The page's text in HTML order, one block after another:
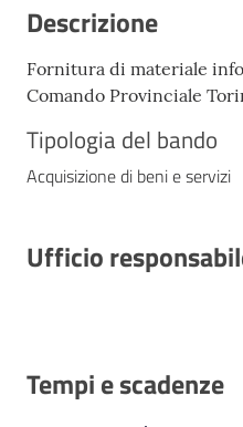
Descrizione
Fornitura di materiale
Comando Provinciale
Tipologia del bando
Acquisizione di beni e servizi
Ufficio
Tempi e scadenze